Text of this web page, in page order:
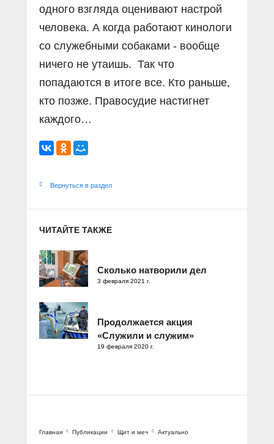
одного взгляда оценивают настрой
человека. А когда работают кинологи
со служебными собаками - вообще
ничего не утаишь. Так что
попадаются в итоге все. Кто раньше,
кто позже. Правосудие настигнет
каждого…
Вернуться в раздел
ЧИТАЙТЕ ТАКЖЕ
Сколько натворили дел
3 февраля 2021 г.
Продолжается акция
«Служили и служим»
19 февраля 2020 г.
Главная Публикации Щит и меч Актуально